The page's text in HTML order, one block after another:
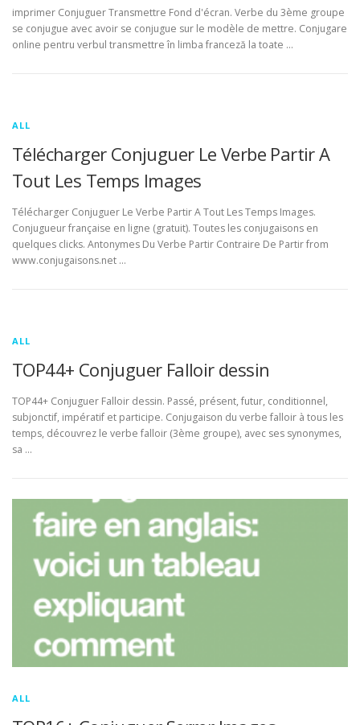
imprimer Conjuguer Transmettre Fond d'écran. Verbe du 3ème groupe
se conjugue avec avoir se conjugue sur le modèle de mettre. Conjugare
online pentru verbul transmettre în limba franceză la toate …
ALL
Télécharger Conjuguer Le Verbe Partir A
Tout Les Temps Images
Télécharger Conjuguer Le Verbe Partir A Tout Les Temps Images.
Conjugueur française en ligne (gratuit). Toutes les conjugaisons en
quelques clicks. Antonymes Du Verbe Partir Contraire De Partir from
www.conjugaisons.net …
ALL
TOP44+ Conjuguer Falloir dessin
TOP44+ Conjuguer Falloir dessin. Passé, présent, futur, conditionnel,
subjonctif, impératif et participe. Conjugaison du verbe falloir à tous les
temps, découvrez le verbe falloir (3ème groupe), avec ses synonymes,
sa …
ALL